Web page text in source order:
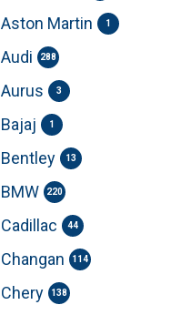
Aston Martin 1
Audi 288
Aurus 3
Bajaj 1
Bentley 13
BMW 220
Cadillac 44
Changan 114
Chery 138